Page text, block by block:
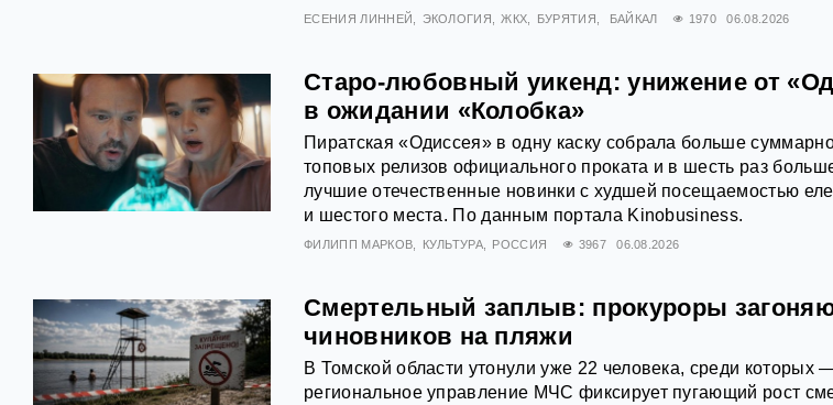
ЕСЕНИЯ ЛИННЕЙ ЭКОЛОГИЯ ЖКХ БУРЯТИЯ БАЙКАЛ 1970 06.08.2026
Старо-любовный уикенд: унижение от
в ожидании «Колобка»
Пиратская «Одиссея» в одну каску собрала больше
топовых релизов официального проката и в шесть раз
лучшие отечественные новинки с худшей посещаемостью
и шестого места. По данным портала Kinobusiness.
ФИЛИПП МАРКОВ КУЛЬТУРА РОССИЯ 3967 06.08.2026
Смертельный заплыв: прокуроры
чиновников на пляжи
В Томской области утонули уже 22 человека, среди которых
региональное управление МЧС фиксирует пугающий рост